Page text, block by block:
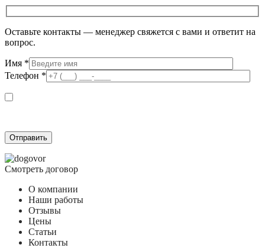
Оставьте контакты — менеджер свяжется с вами и ответит на
вопрос.
Имя *
Телефон *
Смотреть договор
О компании
Наши работы
Отзывы
Цены
Статьи
Контакты